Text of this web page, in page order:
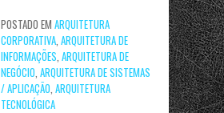
POSTADO EM ARQUITETURA
CORPORATIVA, ARQUITETURA DE
INFORMAÇÕES, ARQUITETURA DE
NEGÓCIO, ARQUITETURA DE SISTEMAS
/ APLICAÇÃO, ARQUITETURA
TECNOLÓGICA